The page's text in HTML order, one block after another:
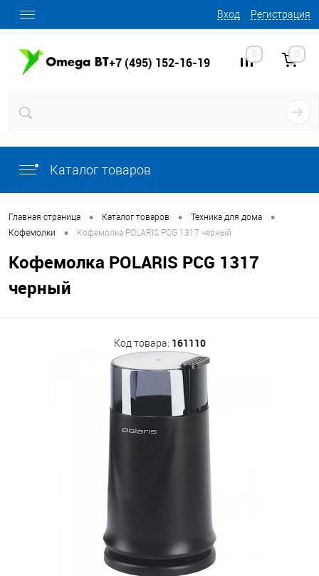
Вход Регистрация
+7 (495) 152-16-19
0 0
Каталог товаров
Главная страница • Каталог товаров • Техника для дома •
Кофемолки • Кофемолка POLARIS PCG 1317 черный
Кофемолка POLARIS PCG 1317
черный
Код товара: 161110